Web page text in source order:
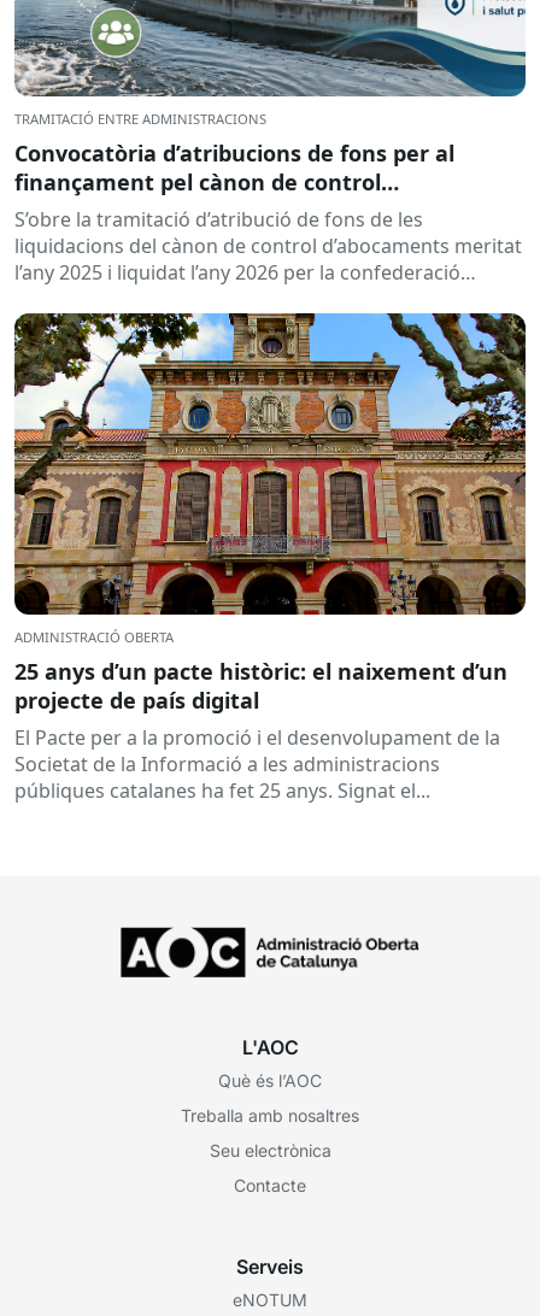
TRAMITACIÓ ENTRE ADMINISTRACIONS
Convocatòria d’atribucions de fons per al
finançament pel cànon de control
d’abocaments meritat l’any 2025 i liquidat l’any
2026
S’obre la tramitació d’atribució de fons de les
liquidacions del cànon de control d’abocaments meritat
l’any 2025 i liquidat l’any 2026 per la confederació
ADMINISTRACIÓ OBERTA
25 anys d’un pacte històric: el naixement d’un
projecte de país digital
El Pacte per a la promoció i el desenvolupament de la
Societat de la Informació a les administracions
públiques catalanes ha fet 25 anys. Signat el...
L'AOC
Què és l’AOC
Treballa amb nosaltres
Seu electrònica
Contacte
Serveis
eNOTUM